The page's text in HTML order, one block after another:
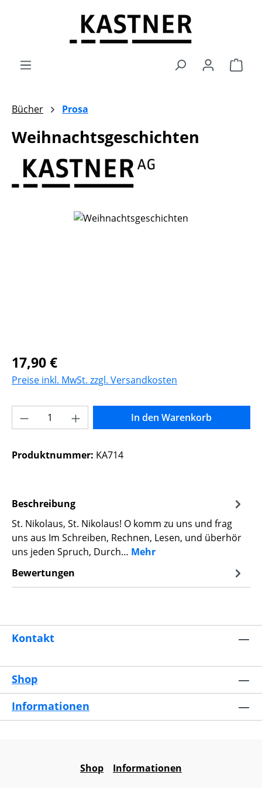
Zum Hauptinhalt springen
Bücher Prosa
Weihnachtsgeschichten
Bildergalerie überspringen
Regulärer Preis:
17,90 €
Preise inkl. MwSt. zzgl. Versandkosten
Produkt Anzahl: Gib den gewünschten
In den Warenkorb
Produktnummer: KA714
Beschreibung
St. Nikolaus, St. Nikolaus! O komm zu uns und frag
uns aus Im Schreiben, Rechnen, Lesen, und überhör
uns jeden Spruch, Durch… Mehr
Bewertungen
Kontakt
Shop
Informationen
Shop Informationen